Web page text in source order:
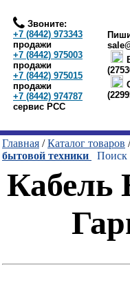
Звоните:
+7 (8442) 973343
продажи
+7 (8442) 975003
продажи
+7 (8442) 975015
продажи
+7 (8442) 974787
сервис РСС
Главная /Каталог товаров
бытовой техники
Поиск
Кабель